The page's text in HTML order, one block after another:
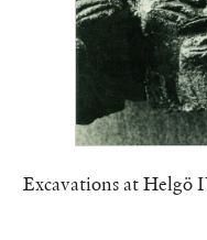
Excavations at Helgö